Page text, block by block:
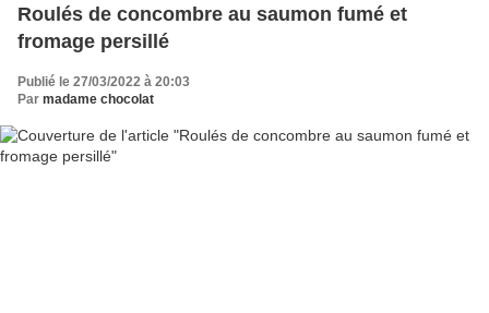
Roulés de concombre au saumon fumé et
fromage persillé
Publié le 27/03/2022 à 20:03
Par madame chocolat